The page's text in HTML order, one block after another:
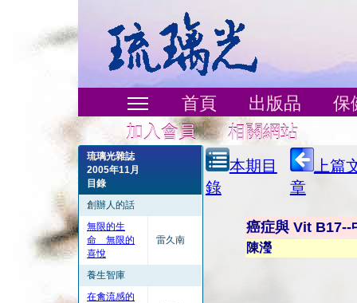
首頁 出版品
保
加入會員
相關網站
琉璃光雜誌
2005年11月
目錄
創辦人的話
無限的生
命 無限的
喜悅
雷久南
養生智庫
在禽流感的
本期目
錄
上篇
章
癌症與 Vit B17--
陳瀅